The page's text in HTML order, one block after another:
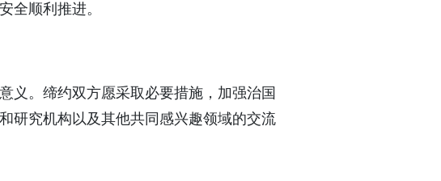
全顺利推进。
义。缔约双方愿采取必要措施，加强治国
研究机构以及其他共同感兴趣领域的交流